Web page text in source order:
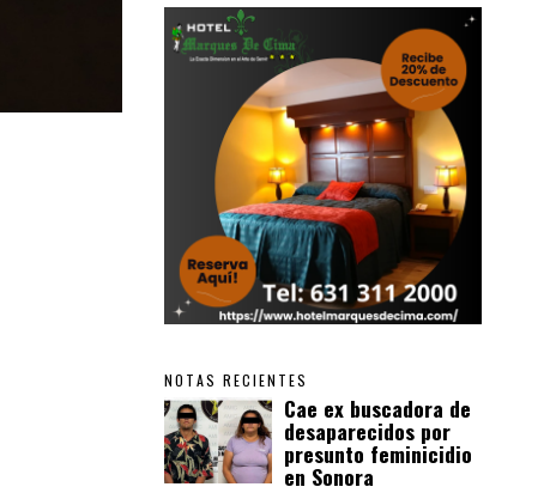
NOTAS RECIENTES
Cae ex buscadora de
desaparecidos por
presunto feminicidio
en Sonora